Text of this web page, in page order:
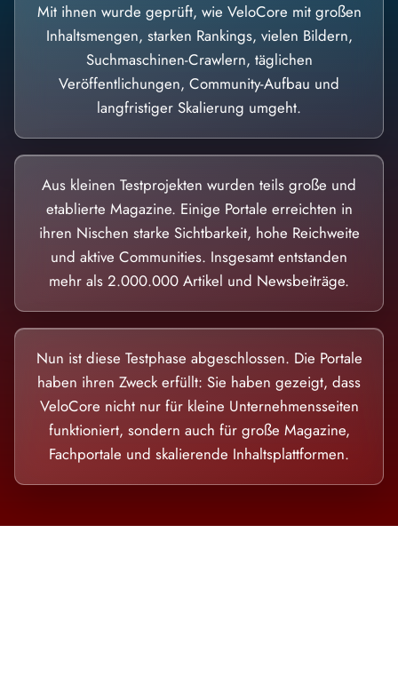
Mit ihnen wurde geprüft, wie VeloCore mit großen
Inhaltsmengen, starken Rankings, vielen Bildern,
Suchmaschinen-Crawlern, täglichen
Veröffentlichungen, Community-Aufbau und
langfristiger Skalierung umgeht.
Aus kleinen Testprojekten wurden teils große und
etablierte Magazine. Einige Portale erreichten in
ihren Nischen starke Sichtbarkeit, hohe Reichweite
und aktive Communities. Insgesamt entstanden
mehr als 2.000.000 Artikel und Newsbeiträge.
Nun ist diese Testphase abgeschlossen. Die Portale
haben ihren Zweck erfüllt: Sie haben gezeigt, dass
VeloCore nicht nur für kleine Unternehmensseiten
funktioniert, sondern auch für große Magazine,
Fachportale und skalierende Inhaltsplattformen.